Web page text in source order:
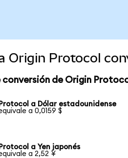
Origin Protocol
conversión de Origin
a Dólar estadounidense
a 0,0159 $
a Yen japonés
a 2,52 ¥